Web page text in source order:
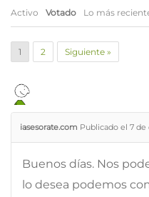
Activo Votado Lo más
1 2 Siguiente »
iasesorate.com Publicado el 7
Buenos días. Nos
lo desea podemos